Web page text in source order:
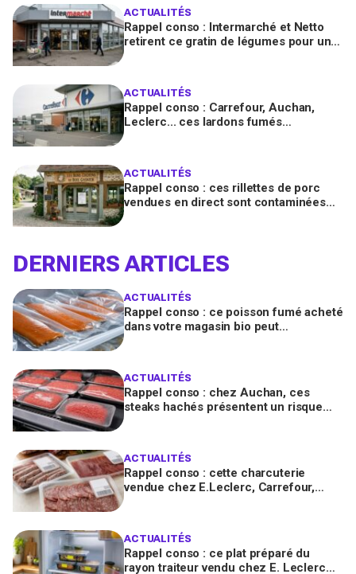
ACTUALITÉS
Rappel conso : Intermarché et Netto
retirent ce gratin de légumes pour un
ACTUALITÉS
Rappel conso : Carrefour, Auchan,
Leclerc... ces lardons fumés
ACTUALITÉS
Rappel conso : ces rillettes de porc
vendues en direct sont contaminées
DERNIERS ARTICLES
ACTUALITÉS
Rappel conso : ce poisson fumé acheté
dans votre magasin bio peut
ACTUALITÉS
Rappel conso : chez Auchan, ces
steaks hachés présentent un risque
ACTUALITÉS
Rappel conso : cette charcuterie
vendue chez E.Leclerc, Carrefour,
ACTUALITÉS
Rappel conso : ce plat préparé du
rayon traiteur vendu chez E. Leclerc